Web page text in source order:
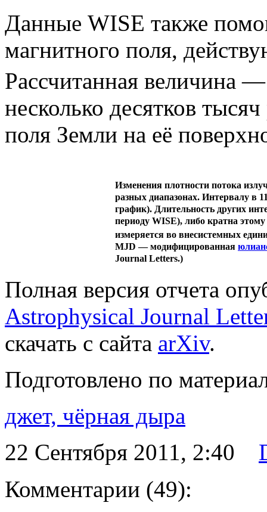
Данные WISE также
магнитного поля,
Рассчитанная величина
несколько десятков
поля Земли на её
Изменения плотности потока
разных диапазонах. Интервалу в
график). Длительность других
периоду WISE), либо кратна
измеряется во внесистемных
MJD — модифицированная
Journal Letters.)
Полная версия отчета
Astrophysical Journal
скачать с сайта arXiv.
Подготовлено по
джет, чёрная дыра
22 Сентября 2011, 2:40
Комментарии (49):